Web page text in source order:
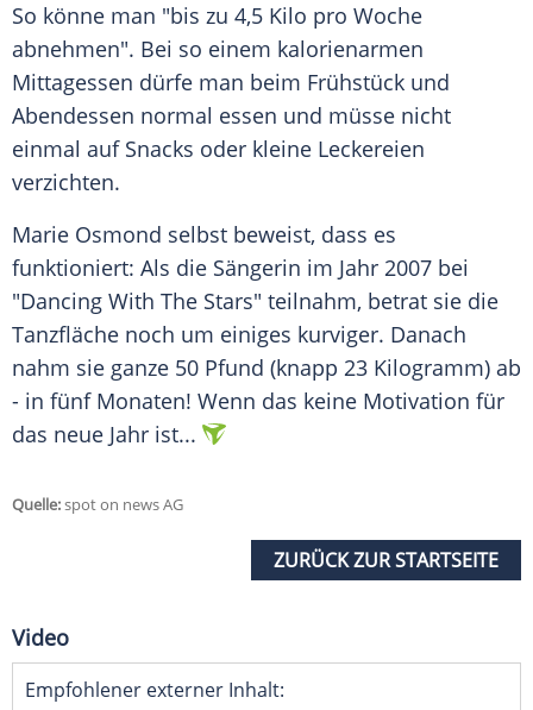
So könne man "bis zu 4,5 Kilo pro Woche
abnehmen". Bei so einem kalorienarmen
Mittagessen dürfe man beim Frühstück und
Abendessen normal essen und müsse nicht
einmal auf Snacks oder kleine Leckereien
verzichten.
Marie Osmond selbst beweist, dass es
funktioniert: Als die Sängerin im Jahr 2007 bei
"Dancing With The Stars" teilnahm, betrat sie die
Tanzfläche noch um einiges kurviger. Danach
nahm sie ganze 50 Pfund (knapp 23 Kilogramm) ab
- in fünf Monaten! Wenn das keine Motivation für
das neue Jahr ist...
Quelle:spot on news AG
ZURÜCK ZUR STARTSEITE
Video
Empfohlener externer Inhalt: